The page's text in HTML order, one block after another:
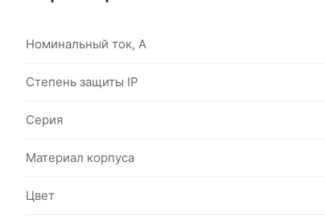
Номинальный ток, А
Степень защиты IP
Серия
Материал корпуса
Цвет